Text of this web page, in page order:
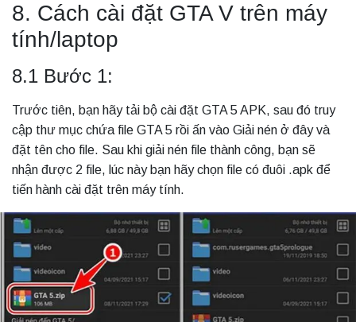
8. Cách cài đặt GTA V trên máy
tính/laptop
8.1 Bước 1:
Trước tiên, bạn hãy tải bộ cài đặt GTA 5 APK, sau đó truy
cập thư mục chứa file GTA 5 rồi ấn vào Giải nén ở đây và
đặt tên cho file. Sau khi giải nén file thành công, bạn sẽ
nhận được 2 file, lúc này bạn hãy chọn file có đuôi .apk để
tiến hành cài đặt trên máy tính.